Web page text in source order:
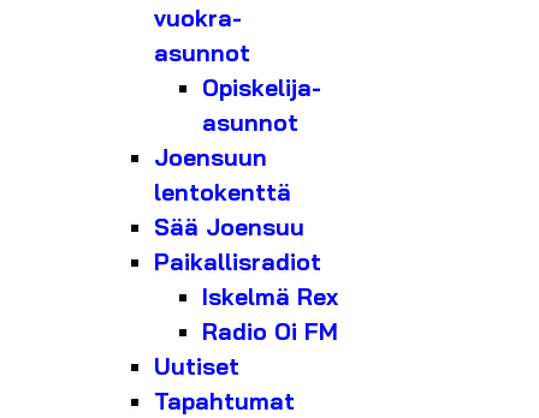
vuokra-
asunnot
Opiskelija-
asunnot
Joensuun
lentokenttä
Sää Joensuu
Paikallisradiot
Iskelmä Rex
Radio Oi FM
Uutiset
Tapahtumat